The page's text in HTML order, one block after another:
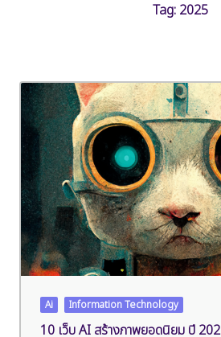
Tag: 2025
Ai Information Technology
10 เว็บ AI สร้างภาพยอดนิยม ปี